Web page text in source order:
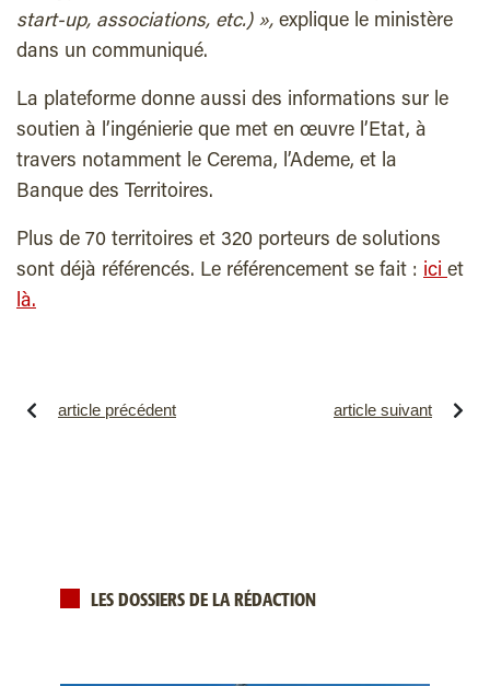
start-up, associations, etc.) », explique le ministère
dans un communiqué.
La plateforme donne aussi des informations sur le
soutien à l’ingénierie que met en œuvre l’Etat, à
travers notamment le Cerema, l’Ademe, et la
Banque des Territoires.
Plus de 70 territoires et 320 porteurs de solutions
sont déjà référencés. Le référencement se fait : ici et
là.
article précédent article suivant
LES DOSSIERS DE LA RÉDACTION